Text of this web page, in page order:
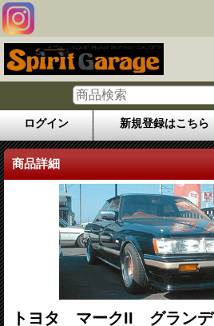
ログイン 新規登録はこちら
商品詳細
トヨタ マークII グランデ